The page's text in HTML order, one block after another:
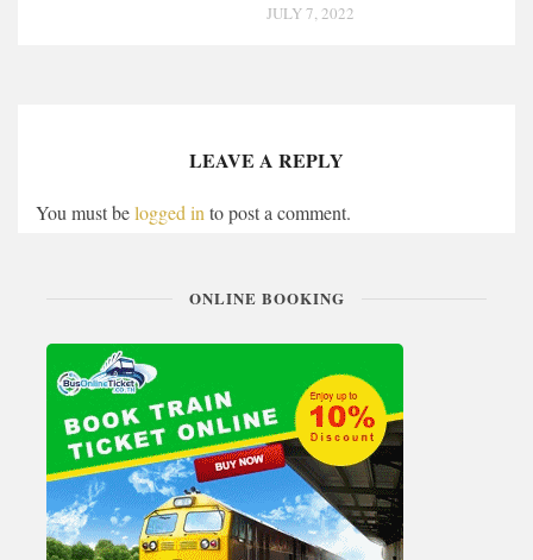
JULY 7, 2022
LEAVE A REPLY
You must belogged in to post a comment.
ONLINE BOOKING